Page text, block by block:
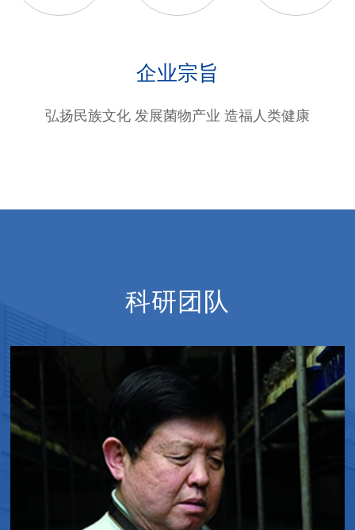
企业宗旨
弘扬民族文化 发展菌物产业 造福人类健康
科研团队